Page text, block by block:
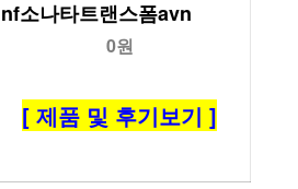
nf소나타트랜스폼avn
0원
[ 제품 및 후기보기 ]